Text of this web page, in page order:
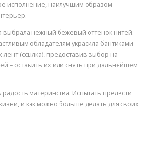
исполнение, наилучшим образом
выбрала нежный бежевый оттенок нитей.
обладателям украсила бантиками
лент (ссылка), предоставив выбор на
– оставить их или снять при дальнейшем
материнства. Испытать прелести
и как можно больше делать для своих